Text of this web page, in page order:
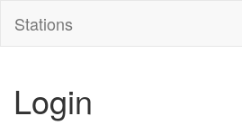
Stations
Login